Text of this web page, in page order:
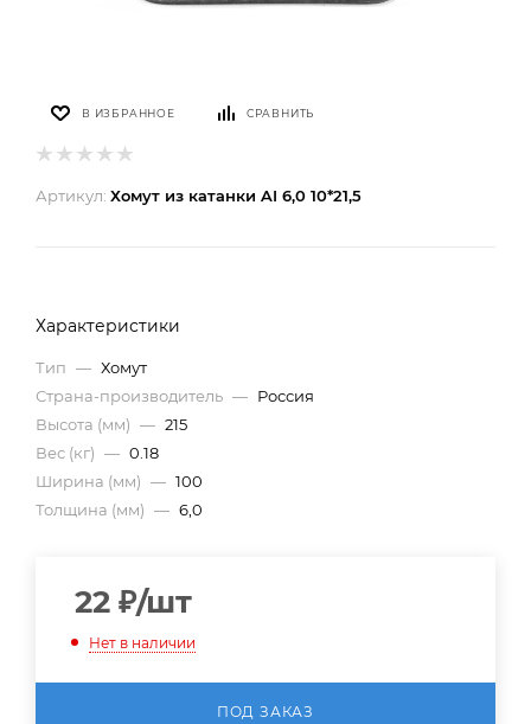
В ИЗБРАННОЕ СРАВНИТЬ
Артикул: Хомут из катанки AI 6,0 10*21,5
Характеристики
Тип — Хомут
Страна-производитель — Россия
Высота (мм) — 215
Вес (кг) — 0.18
Ширина (мм) — 100
Толщина (мм) — 6,0
22 ₽/шт
Нет в наличии
ПОД ЗАКАЗ